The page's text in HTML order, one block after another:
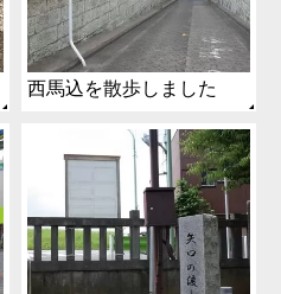
西馬込を散歩しました